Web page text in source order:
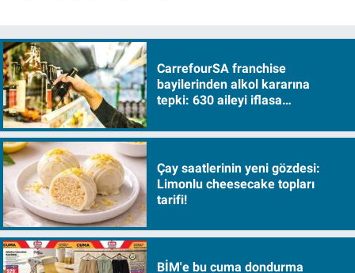
CarrefourSA franchise
bayilerinden alkol kararına
tepki: 630 aileyi iflasa
Çay saatlerinin yeni gözdesi:
Limonlu cheesecake topları
tarifi!
BİM'e bu cuma dondurma